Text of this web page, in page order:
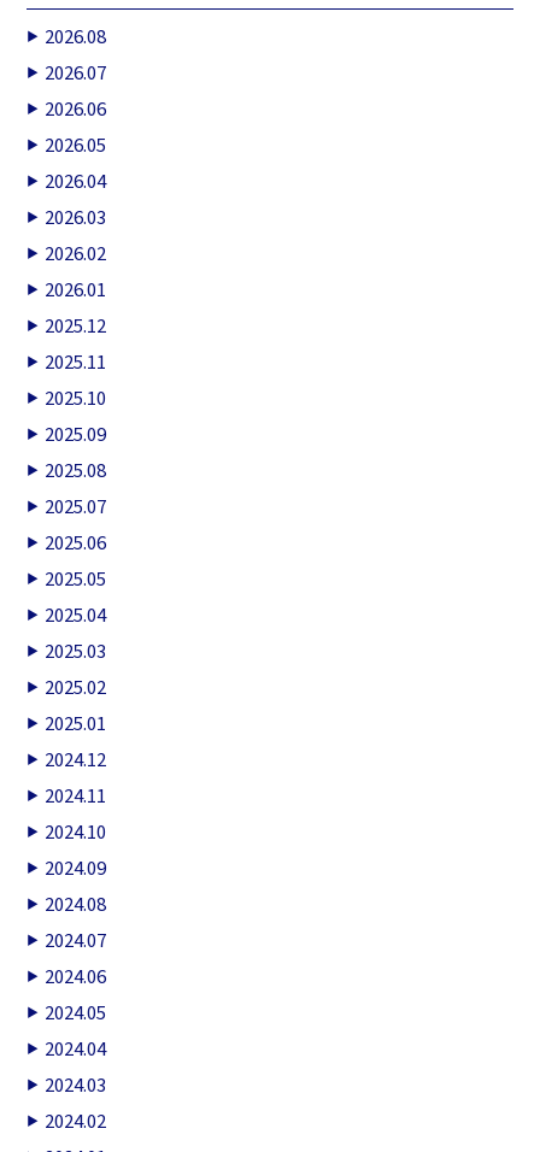
2026.08
2026.07
2026.06
2026.05
2026.04
2026.03
2026.02
2026.01
2025.12
2025.11
2025.10
2025.09
2025.08
2025.07
2025.06
2025.05
2025.04
2025.03
2025.02
2025.01
2024.12
2024.11
2024.10
2024.09
2024.08
2024.07
2024.06
2024.05
2024.04
2024.03
2024.02